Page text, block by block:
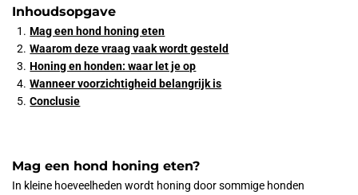
Inhoudsopgave
Mag een hond honing eten
Waarom deze vraag vaak wordt gesteld
Honing en honden: waar let je op
Wanneer voorzichtigheid belangrijk is
Conclusie
Mag een hond honing eten?
In kleine hoeveelheden wordt honing door sommige honden